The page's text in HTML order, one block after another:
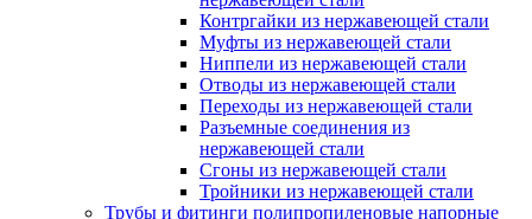
Контргайки из нержавеющей стали
Муфты из нержавеющей стали
Ниппели из нержавеющей стали
Отводы из нержавеющей стали
Переходы из нержавеющей стали
Разъемные соединения из
нержавеющей стали
Сгоны из нержавеющей стали
Тройники из нержавеющей стали
Трубы и фитинги полипропиленовые напорные